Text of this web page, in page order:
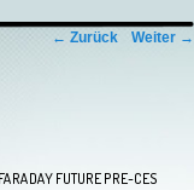
← Zurück Weiter →
FARADAY FUTURE PRE-CES